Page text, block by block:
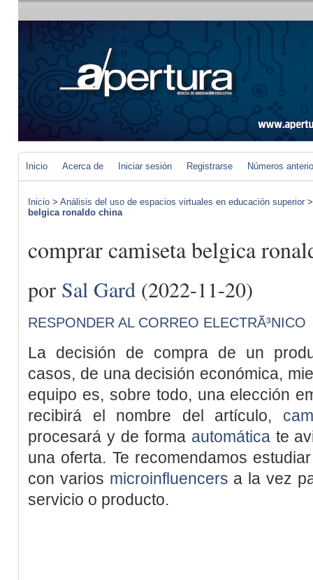
Inicio Acerca de Iniciar sesión Registrarse Números
Inicio > Análisis del uso de espacios virtuales en educación superior
belgica ronaldo china
comprar camiseta belgica
por Sal Gard (2022-11-20)
RESPONDER AL CORREO ELECTRÃ³NICO
La decisión de compra de un
casos, de una decisión económica,
equipo es, sobre todo, una elección
recibirá el nombre del artículo,
procesará y de forma automáticate
una oferta. Te recomendamos
con varios microinfluencers a la vez
servicio o producto.